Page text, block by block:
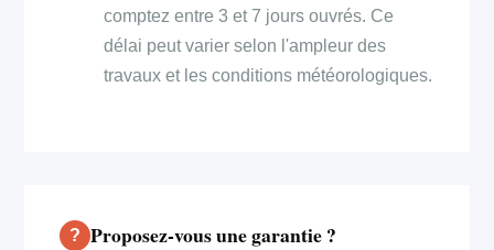
comptez entre 3 et 7 jours ouvrés. Ce
délai peut varier selon l'ampleur des
travaux et les conditions météorologiques.
Proposez-vous une garantie ?